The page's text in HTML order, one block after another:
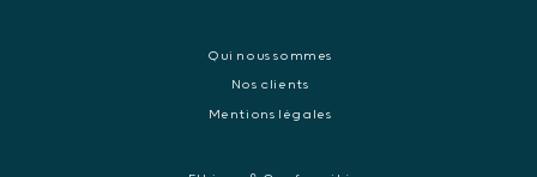
Qui nous sommes
Nos clients
Mentions légales